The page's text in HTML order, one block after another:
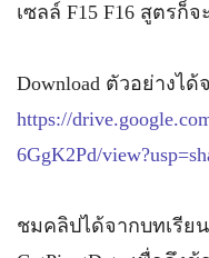
เซลล์ F15 F16 สูตร
Download ตัวอย่างได้
https://
6GgK2Pd/
ชมคลิปได้จากบทเรีย